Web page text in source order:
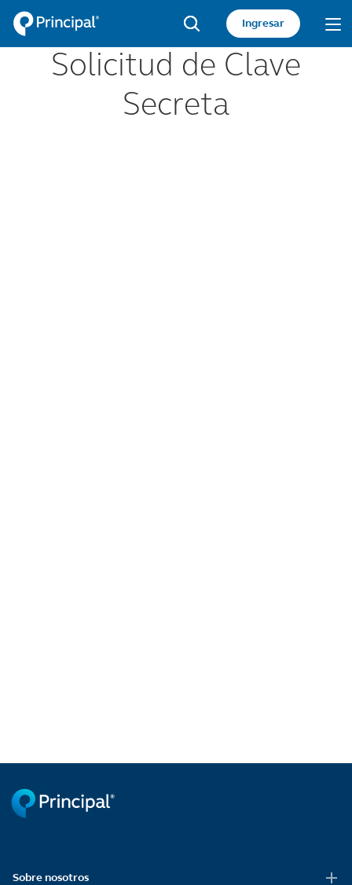
Pasar
contenido
Acceso
sitio
privado
Search
Ingresar
Solicitud de Clave
Secreta
Sobre nosotros